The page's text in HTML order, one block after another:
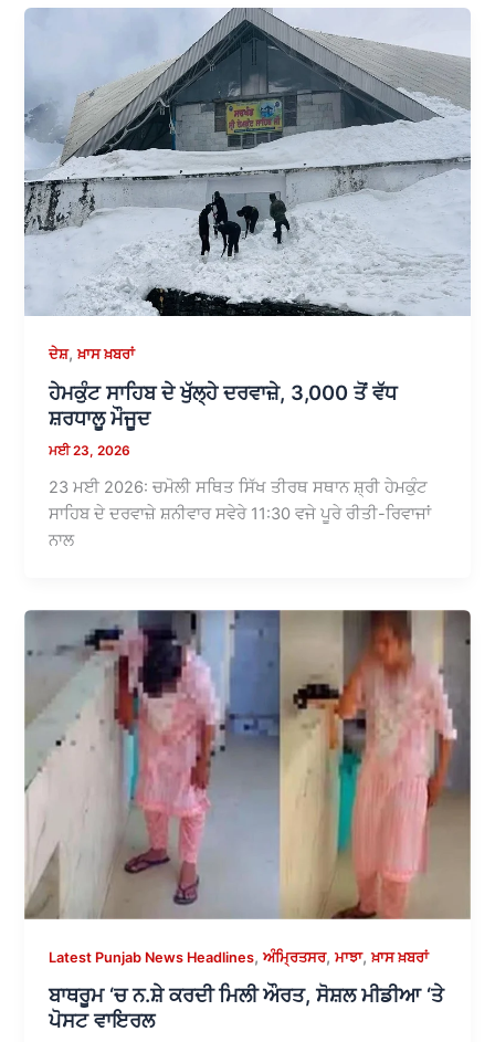
ਦੇਸ਼,ਖ਼ਾਸ ਖ਼ਬਰਾਂ
ਹੇਮਕੁੰਟ ਸਾਹਿਬ ਦੇ ਖੁੱਲ੍ਹੇ ਦਰਵਾਜ਼ੇ, 3,000 ਤੋਂ ਵੱਧ
ਸ਼ਰਧਾਲੂ ਮੌਜੂਦ
ਮਈ 23, 2026
23 ਮਈ 2026: ਚਮੋਲੀ ਸਥਿਤ ਸਿੱਖ ਤੀਰਥ ਸਥਾਨ ਸ਼੍ਰੀ ਹੇਮਕੁੰਟ
ਸਾਹਿਬ ਦੇ ਦਰਵਾਜ਼ੇ ਸ਼ਨੀਵਾਰ ਸਵੇਰੇ 11:30 ਵਜੇ ਪੂਰੇ ਰੀਤੀ-ਰਿਵਾਜਾਂ
ਨਾਲ
Latest Punjab News Headlines,ਅੰਮ੍ਰਿਤਸਰ,ਮਾਝਾ,ਖ਼ਾਸ ਖ਼ਬਰਾਂ
ਬਾਥਰੂਮ ‘ਚ ਨ.ਸ਼ੇ ਕਰਦੀ ਮਿਲੀ ਔਰਤ, ਸੋਸ਼ਲ ਮੀਡੀਆ ‘ਤੇ
ਪੋਸਟ ਵਾਇਰਲ